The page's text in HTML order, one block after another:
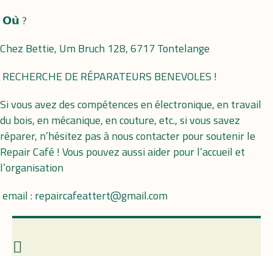
𝗢𝘂̀ ?
Chez Bettie, Um Bruch 128, 6717 Tontelange
RECHERCHE DE RÉPARATEURS BENEVOLES !
Si vous avez des compétences en électronique, en travail
du bois, en mécanique, en couture, etc., si vous savez
réparer, n’hésitez pas à nous contacter pour soutenir le
Repair Café ! Vous pouvez aussi aider pour l’accueil et
l’organisation
email : repaircafeattert@gmail.com